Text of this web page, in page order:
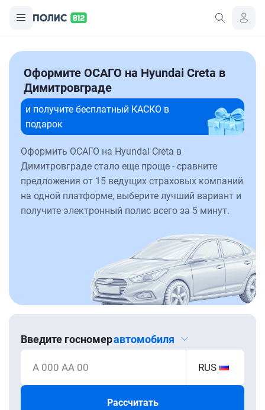
Оформите ОСАГО на Hyundai Creta в
Димитровграде
и получите бесплатный КАСКО в
подарок
Оформить ОСАГО на Hyundai Creta в
Димитровграде стало еще проще - сравните
предложения от 15 ведущих страховых компаний
на одной платформе, выберите лучший вариант и
получите электронный полис всего за 5 минут.
Введите госномеравтомобиля
А 000 АА 00 RUS
Рассчитать